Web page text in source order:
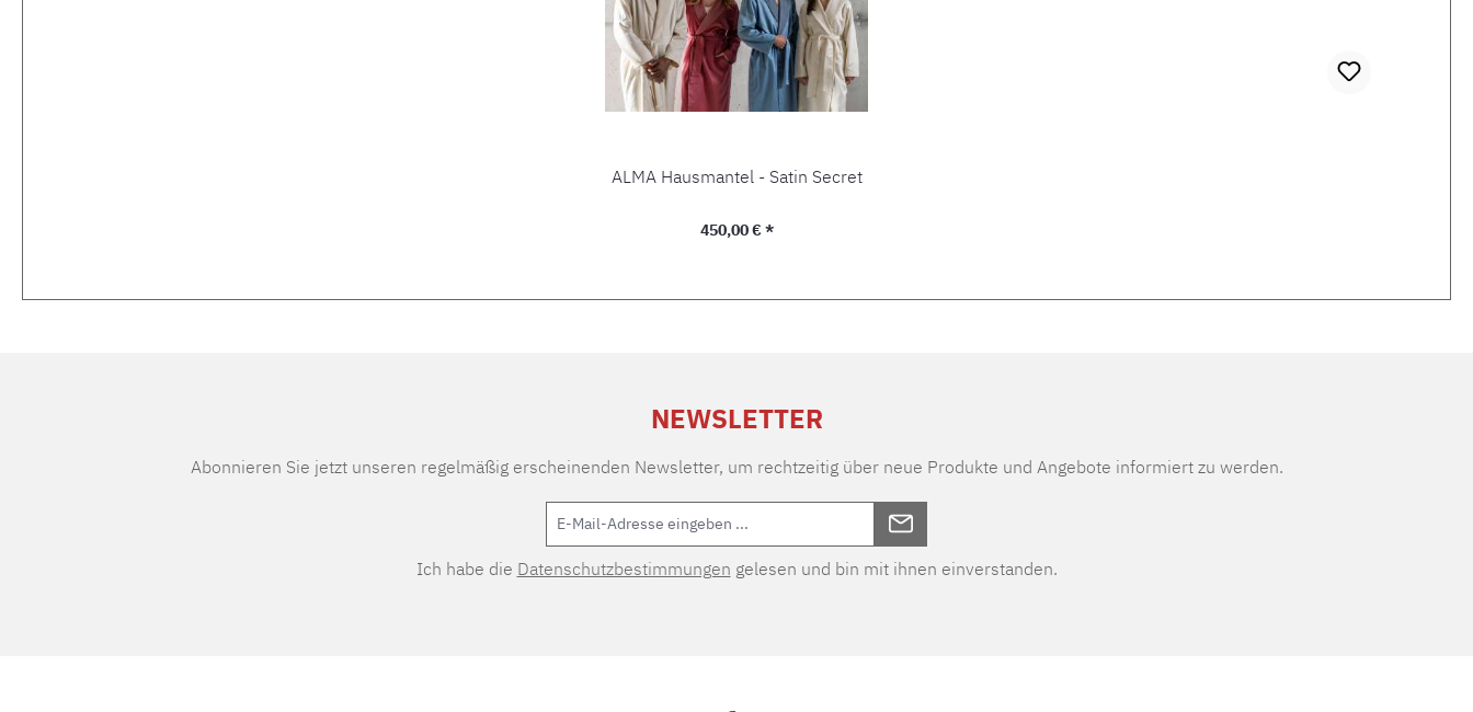
ALMA Hausmantel - Satin Secret
Regulärer Preis:
450,00 € *
NEWSLETTER
Abonnieren Sie jetzt unseren regelmäßig erscheinenden Newsletter, um rechtzeitig über neue Produkte und Angebote informiert zu werden.
Ich habe die Datenschutzbestimmungen gelesen und bin mit ihnen einverstanden.